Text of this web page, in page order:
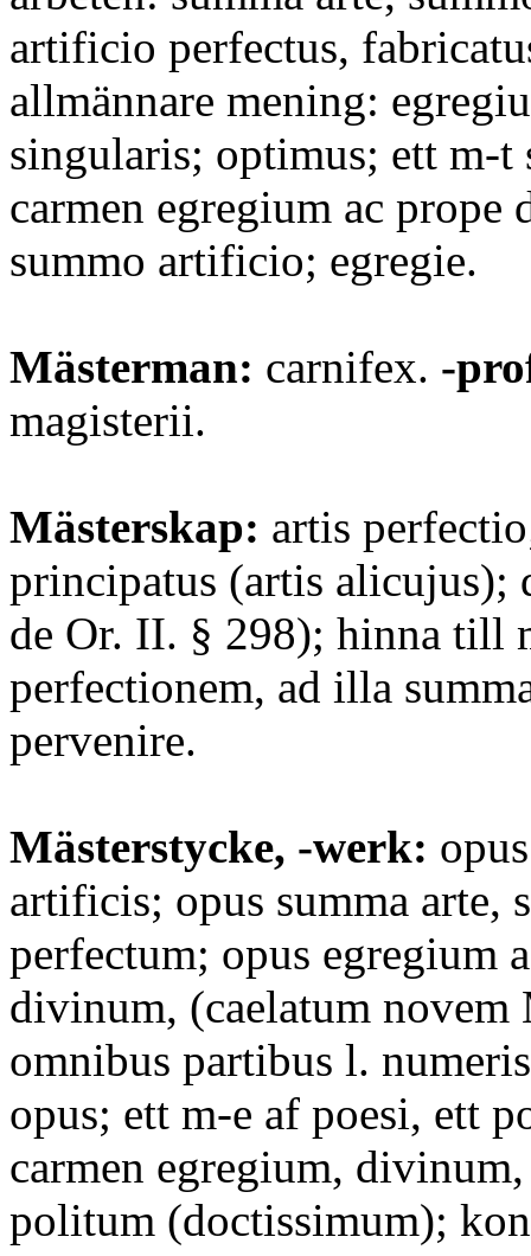
artificio perfectus,
allmännare mening:
singularis; optimus; ett m-t
carmen egregium ac
summo artificio; egregie.
Mästerman: carnifex. -
magisterii.
Mästerskap: artis
principatus (artis alicujus);
de Or. II. § 298); hinna till
perfectionem, ad illa
pervenire.
Mästerstycke, -werk:
artificis; opus summa arte,
perfectum; opus egregium
divinum, (caelatum novem
omnibus partibus l.
opus; ett m-e af poesi, ett
carmen egregium,
politum (doctissimum);